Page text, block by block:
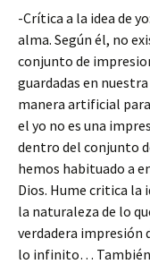
-Crítica a la idea de
alma. Según él, no
conjunto de
guardadas en
manera artificial
el yo no es una
dentro del conjunto
hemos habituado a
Dios. Hume critica la
la naturaleza de lo
verdadera impresión
lo infinito… También